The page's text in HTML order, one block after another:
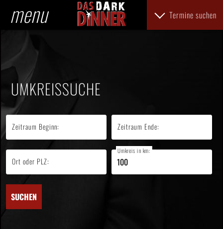
menu Termine suchen
UMKREISSUCHE
Zeitraum Beginn: Zeitraum Ende:
Ort oder PLZ:
Umkreis in km:
SUCHEN